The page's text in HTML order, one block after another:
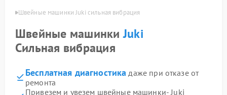
Швейные машинки Juki сильная вибрация
Швейные машинкиJuki
Сильная вибрация
Бесплатная диагностика даже при отказе от
ремонта
Привезем и увезем швейные машинки- Juki